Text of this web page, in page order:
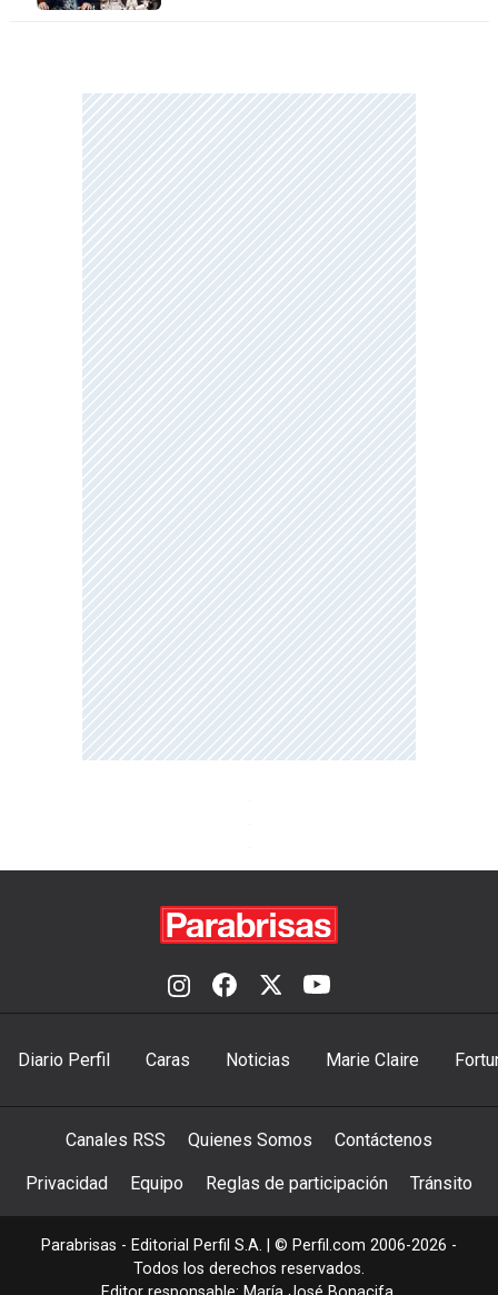
Diario Perfil Caras Noticias Marie Claire
Canales RSS Quienes Somos Contáctenos
Privacidad Equipo Reglas de participación Tránsito
Parabrisas - Editorial Perfil S.A. | © Perfil.com 2006-2026 -
Todos los derechos reservados.